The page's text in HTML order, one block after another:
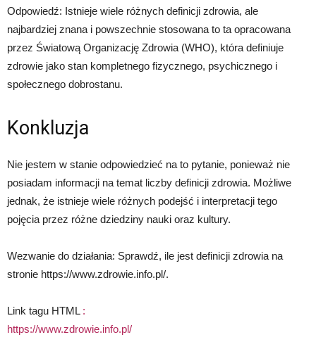
Odpowiedź: Istnieje wiele różnych definicji zdrowia, ale
najbardziej znana i powszechnie stosowana to ta opracowana
przez Światową Organizację Zdrowia (WHO), która definiuje
zdrowie jako stan kompletnego fizycznego, psychicznego i
społecznego dobrostanu.
Konkluzja
Nie jestem w stanie odpowiedzieć na to pytanie, ponieważ nie
posiadam informacji na temat liczby definicji zdrowia. Możliwe
jednak, że istnieje wiele różnych podejść i interpretacji tego
pojęcia przez różne dziedziny nauki oraz kultury.
Wezwanie do działania: Sprawdź, ile jest definicji zdrowia na
stronie https://www.zdrowie.info.pl/.
Link tagu HTML :
https://www.zdrowie.info.pl/